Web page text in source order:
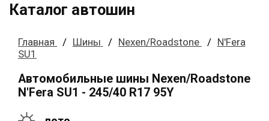
Каталог автошин
Главная Шины Nexen/Roadstone
N'Fera
SU1
Автомобильные шины Nexen/Roadstone
N'Fera SU1 - 245/40 R17 95Y